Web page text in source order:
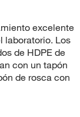
excelente
laboratorio. Los
de HDPE de
con un tapón
de rosca con